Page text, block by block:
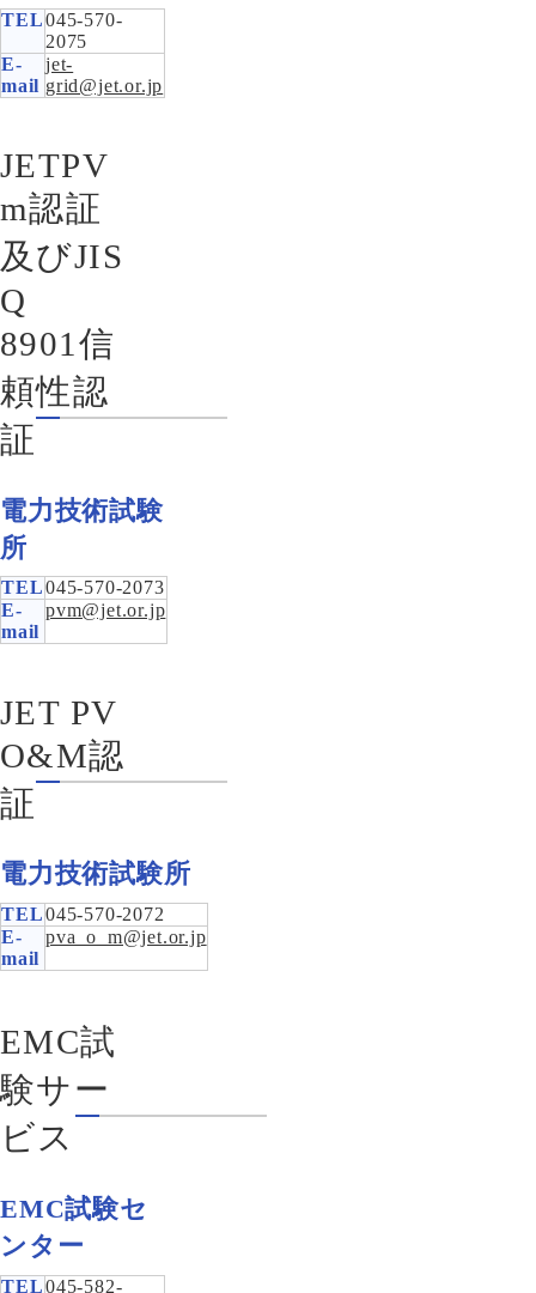
TEL045-570-
2075
E-
mail
jet-
grid@jet.or.jp
JETPV
m認証
及びJIS
Q
8901信
頼性認
証
電力技術試験
所
TEL045-570-2073
E-
mail
pvm@jet.or.jp
JET PV
O&M認
証
電力技術試験所
TEL045-570-2072
E-
mail
pva_o_m@jet.or.jp
EMC試
験サー
ビス
EMC試験セ
ンター
TEL045-582-